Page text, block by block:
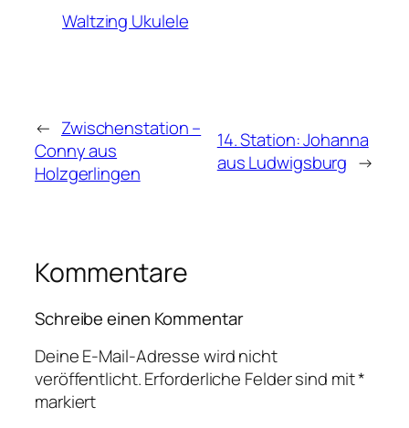
Waltzing Ukulele
← Zwischenstation –
Conny aus
Holzgerlingen
14. Station: Johanna
aus Ludwigsburg →
Kommentare
Schreibe einen Kommentar
Deine E-Mail-Adresse wird nicht
veröffentlicht.Erforderliche Felder sind mit*
markiert